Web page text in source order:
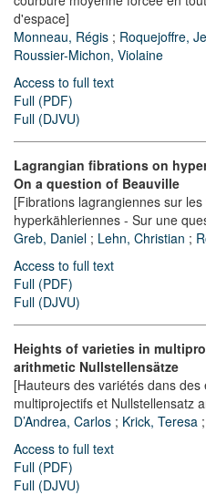
d'espace]
Monneau, Régis ; Roquejoffre,
Roussier-Michon, Violaine
Access to full text
Full (PDF)
Full (DJVU)
Lagrangian fibrations on
On a question of Beauville
[Fibrations lagrangiennes sur
hyperkähleriennes - Sur une
Greb, Daniel ; Lehn, Christian ;
Access to full text
Full (PDF)
Full (DJVU)
Heights of varieties in
arithmetic Nullstellensätze
[Hauteurs des variétés dans des
multiprojectifs et Nullstellensatz
D’Andrea, Carlos ; Krick, Teresa ;
Access to full text
Full (PDF)
Full (DJVU)